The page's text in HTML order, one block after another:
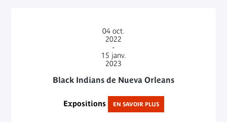
04 oct.
2022
-
15 janv.
2023
Black Indians de Nueva Orleans
Expositions EN SAVOIR PLUS